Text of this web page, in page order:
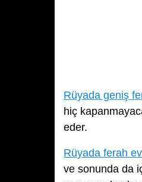
Rüyada geniş
hiç
eder.
Rüyada ferah
ve sonunda da